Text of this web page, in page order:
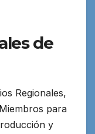
de
Regionales,
para
y